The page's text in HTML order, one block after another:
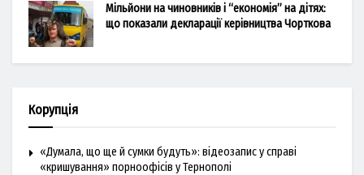
Мільйони на чиновників і “економія” на дітях:
що показали декларації керівництва Чорткова
Корупція
«Думала, що ще й сумки будуть»: відеозапис у справі
«кришування» порноофісів у Тернополі